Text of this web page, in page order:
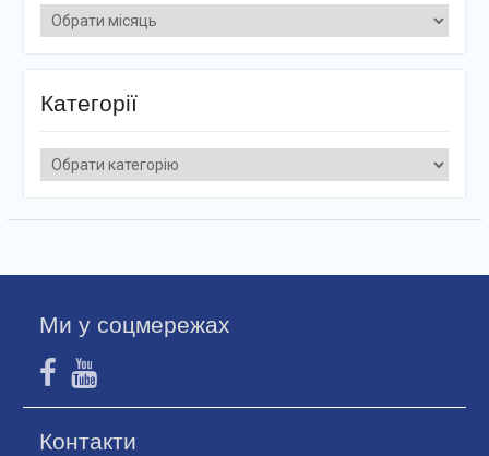
Архіви
Категорії
Категорії
Ми у соцмережах
Контакти